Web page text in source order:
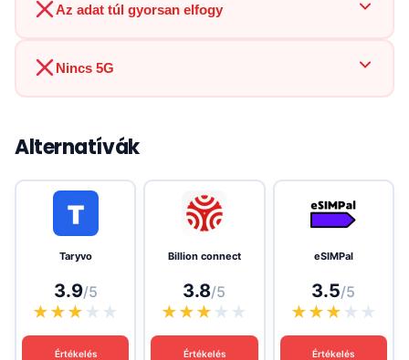
Az adat túl gyorsan elfogy
Nincs 5G
Alternatívák
Taryvo
3.9/5
★★★ ★ ★
Értékelés
Billion connect
3.8/5
★★★ ★ ★
Értékelés
eSIMPal
3.5/5
★★★ ★ ★
Értékelés